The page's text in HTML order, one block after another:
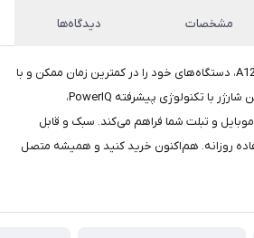
مشخصات دیدگاه‌ها
با شارژر انکر 45 وات مدل A121D، دستگاه‌های خود را در کمترین زمان ممکن و با
بیشترین کارایی شارژ کنید! این شارژر با تکنولوژی پیشرفته PowerIQ،
موبایل و تبلت شما فراهم می‌کند. سبک و قابل
روزانه. هم‌اکنون خرید کنید و همیشه متصل